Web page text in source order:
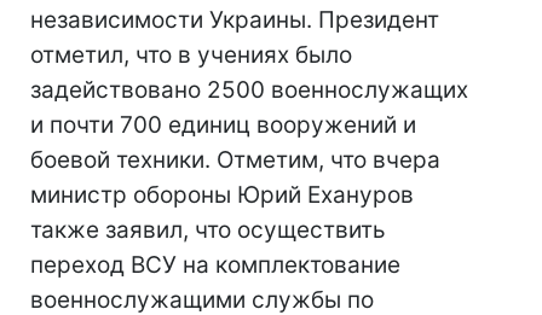
независимости Украины. Президент
отметил, что в учениях было
задействовано 2500 военнослужащих
и почти 700 единиц вооружений и
боевой техники. Отметим, что вчера
министр обороны Юрий Ехануров
также заявил, что осуществить
переход ВСУ на комплектование
военнослужащими службы по